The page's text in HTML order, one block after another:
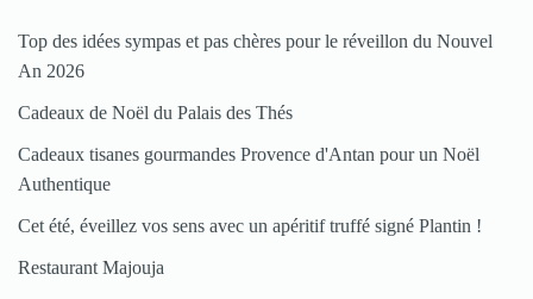
Top des idées sympas et pas chères pour le réveillon du Nouvel
An 2026
Cadeaux de Noël du Palais des Thés
Cadeaux tisanes gourmandes Provence d'Antan pour un Noël
Authentique
Cet été, éveillez vos sens avec un apéritif truffé signé Plantin !
Restaurant Majouja